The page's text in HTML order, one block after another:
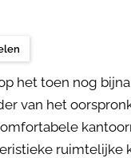
het toen nog
van het
ruimtelijke